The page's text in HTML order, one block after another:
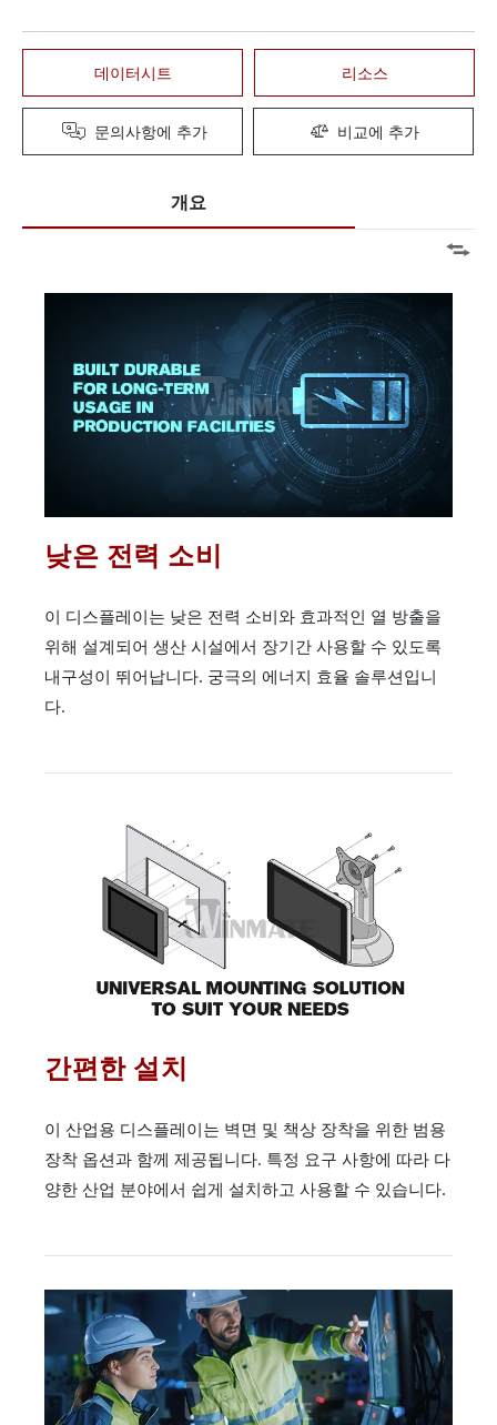
데이터시트 리소스
문의사항에 추가 비교에 추가
개요
낮은 전력 소비
이 디스플레이는 낮은 전력 소비와 효과적인 열 방출을
위해 설계되어 생산 시설에서 장기간 사용할 수 있도록
내구성이 뛰어납니다. 궁극의 에너지 효율 솔루션입니
다.
간편한 설치
이 산업용 디스플레이는 벽면 및 책상 장착을 위한 범용
장착 옵션과 함께 제공됩니다. 특정 요구 사항에 따라 다
양한 산업 분야에서 쉽게 설치하고 사용할 수 있습니다.